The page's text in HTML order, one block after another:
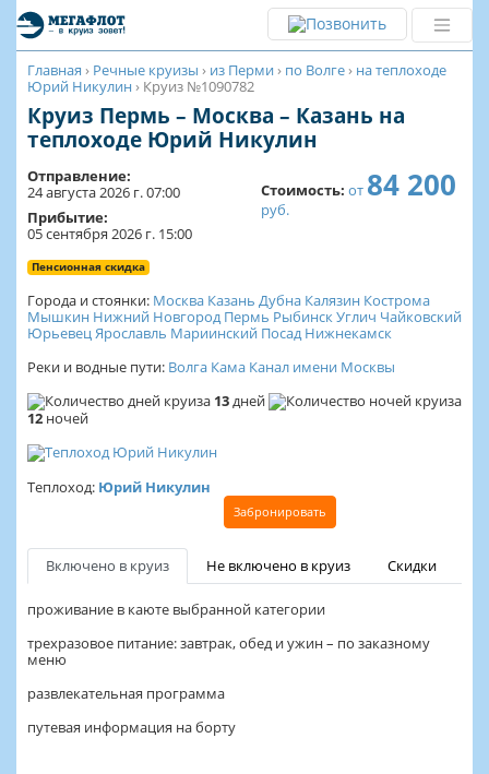
Главная › Речные круизы › из Перми › по Волге› на теплоходе
Юрий Никулин › Круиз №1090782
Круиз Пермь – Москва – Казань на
теплоходе Юрий Никулин
Отправление:
24 августа 2026 г. 07:00
Прибытие:
05 сентября 2026 г. 15:00
Пенсионная скидка
Стоимость: от 84 200
руб.
Города и стоянки: Москва Казань Дубна Калязин Кострома
Мышкин Нижний Новгород Пермь РыбинскУглич Чайковский
ЮрьевецЯрославль Мариинский Посад Нижнекамск
Реки и водные пути: Волга Кама Канал имени Москвы
13дней
12 ночей
Теплоход: Юрий Никулин
Забронировать
Включено в круиз Не включено в круиз Скидки
проживание в каюте выбранной категории
трехразовое питание: завтрак, обед и ужин – по заказному
меню
развлекательная программа
путевая информация на борту